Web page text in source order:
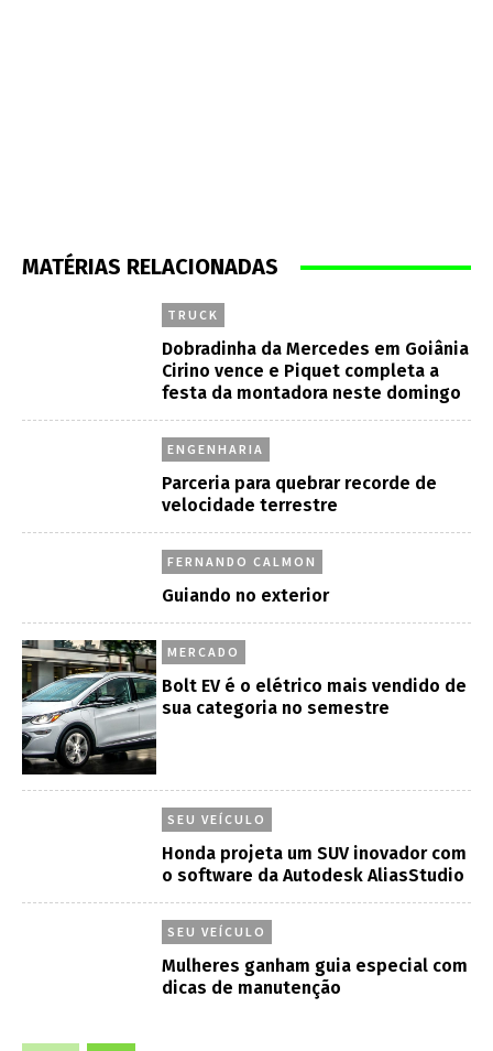
MATÉRIAS RELACIONADAS
TRUCK
Dobradinha da Mercedes em Goiânia
Cirino vence e Piquet completa a
festa da montadora neste domingo
ENGENHARIA
Parceria para quebrar recorde de
velocidade terrestre
FERNANDO CALMON
Guiando no exterior
MERCADO
Bolt EV é o elétrico mais vendido de
sua categoria no semestre
SEU VEÍCULO
Honda projeta um SUV inovador com
o software da Autodesk AliasStudio
SEU VEÍCULO
Mulheres ganham guia especial com
dicas de manutenção